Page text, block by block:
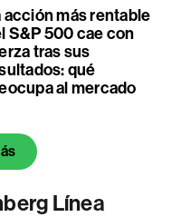
acción más rentable
S&P 500 cae con
tras sus
qué
al mercado
Línea